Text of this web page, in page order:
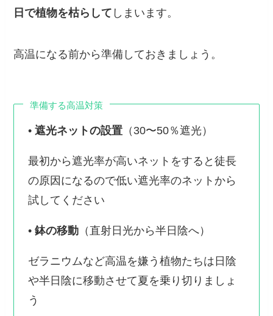
日で植物を枯らして しまいます。
高温になる前から準備しておきましょう。
準備する高温対策
• 遮光ネットの設置（30〜50％遮光）
最初から遮光率が高いネットをすると徒長
の原因になるので低い遮光率のネットから
試してください
• 鉢の移動（直射日光から半日陰へ）
ゼラニウムなど高温を嫌う植物たちは日陰
や半日陰に移動させて夏を乗り切りましょ
う